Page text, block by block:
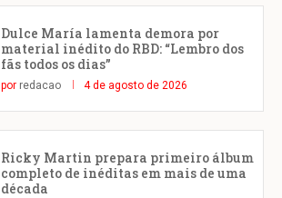
Dulce María lamenta demora por
material inédito do RBD: “Lembro dos
fãs todos os dias”
por redacao 4 de agosto de 2026
Ricky Martin prepara primeiro álbum
completo de inéditas em mais de uma
década